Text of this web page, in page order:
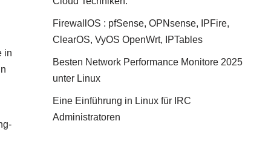
in
FirewallOS : pfSense, OPNsense, IPFire,
ClearOS, VyOS OpenWrt, IPTables
Besten Network Performance Monitore 2025
unter Linux
Eine Einführung in Linux für IRC
Administratoren